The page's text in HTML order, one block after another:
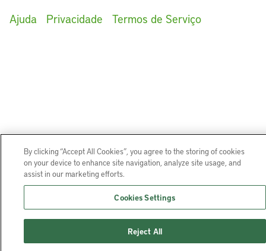
Ajuda
Privacidade Termos de Serviço
By clicking “Accept All Cookies”, you agree to the storing of cookies
on your device to enhance site navigation, analyze site usage, and
assist in our marketing efforts.
Cookies Settings
Reject All